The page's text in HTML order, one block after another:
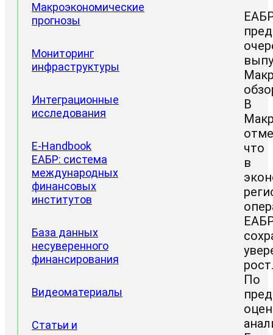
Макроэкономические
прогнозы
Мониторинг
инфраструктуры
Интеграционные
исследования
Проектные
направления
Доклады
ЦИИ
E-Handbook
ЕАБР: система
международных
финансовых
институтов
База данных
несуверенного
финансирования
Видеоматериалы
Статьи и
В
что
в
По